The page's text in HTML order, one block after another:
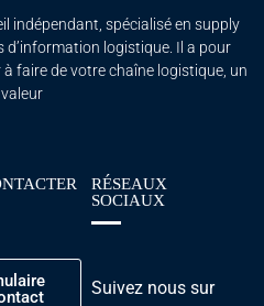
indépendant, spécialisé en supply
logistique. Il a pour
faire de votre chaîne logistique, un
RÉSEAUX
SOCIAUX
Suivez nous sur